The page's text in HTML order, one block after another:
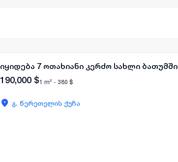
იყიდება 7 ოთახიანი კერძო სახლი ბათუმში
190,000 $1 m² - 380 $
გ. წერეთელის ქუჩა